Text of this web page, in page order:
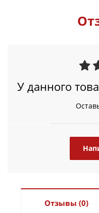
У данного
Отзывы (0)